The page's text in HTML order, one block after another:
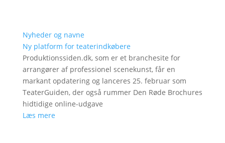
Nyheder og navne
Ny platform for teaterindkøbere
Produktionssiden.dk, som er et branchesite for
arrangører af professionel scenekunst, får en
markant opdatering og lanceres 25. februar som
TeaterGuiden, der også rummer Den Røde Brochures
hidtidige online-udgave
Læs mere